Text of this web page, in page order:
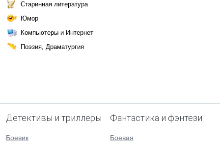
Старинная литература
Юмор
Компьютеры и Интернет
Поэзия, Драматургия
Детективы и триллеры
Боевик
Фантастика и фэнтези
Боевая